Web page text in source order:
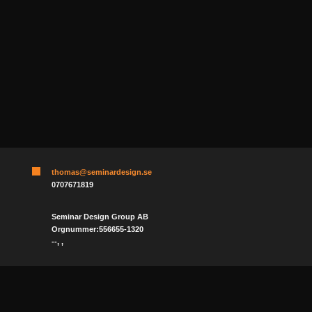
thomas@seminardesign.se
0707671819
Seminar Design Group AB
Orgnummer:556655-1320
--, ,